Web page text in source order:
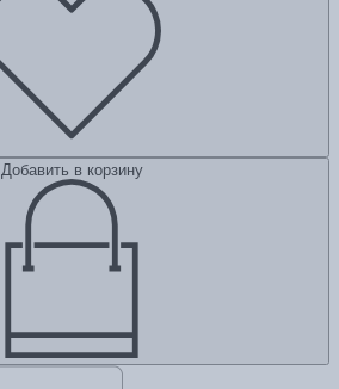
Добавить в корзину